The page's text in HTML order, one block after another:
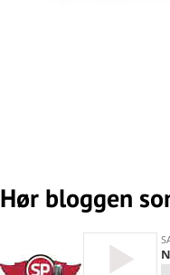
Hør bloggen